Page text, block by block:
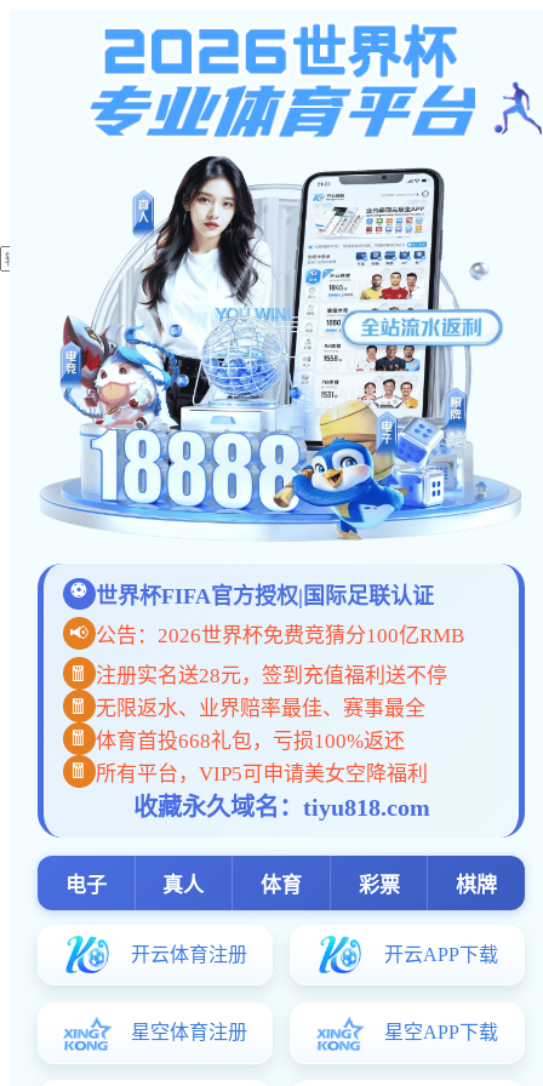
星空体育入口
特级教师 高级教师 学科带头人 金牌教练 年度优秀 国际部教师
小学分校 初中分校 高中分校